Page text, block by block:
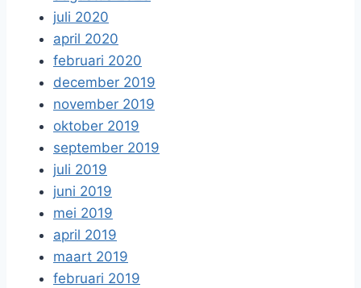
juli 2020
april 2020
februari 2020
december 2019
november 2019
oktober 2019
september 2019
juli 2019
juni 2019
mei 2019
april 2019
maart 2019
februari 2019